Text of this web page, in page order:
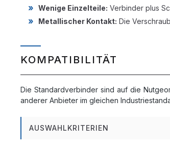
Wenige Einzelteile: Verbinder plus
Metallischer Kontakt: Die
KOMPATIBILITÄT
Die Standardverbinder sind auf die
anderer Anbieter im gleichen
AUSWAHLKRITERIEN